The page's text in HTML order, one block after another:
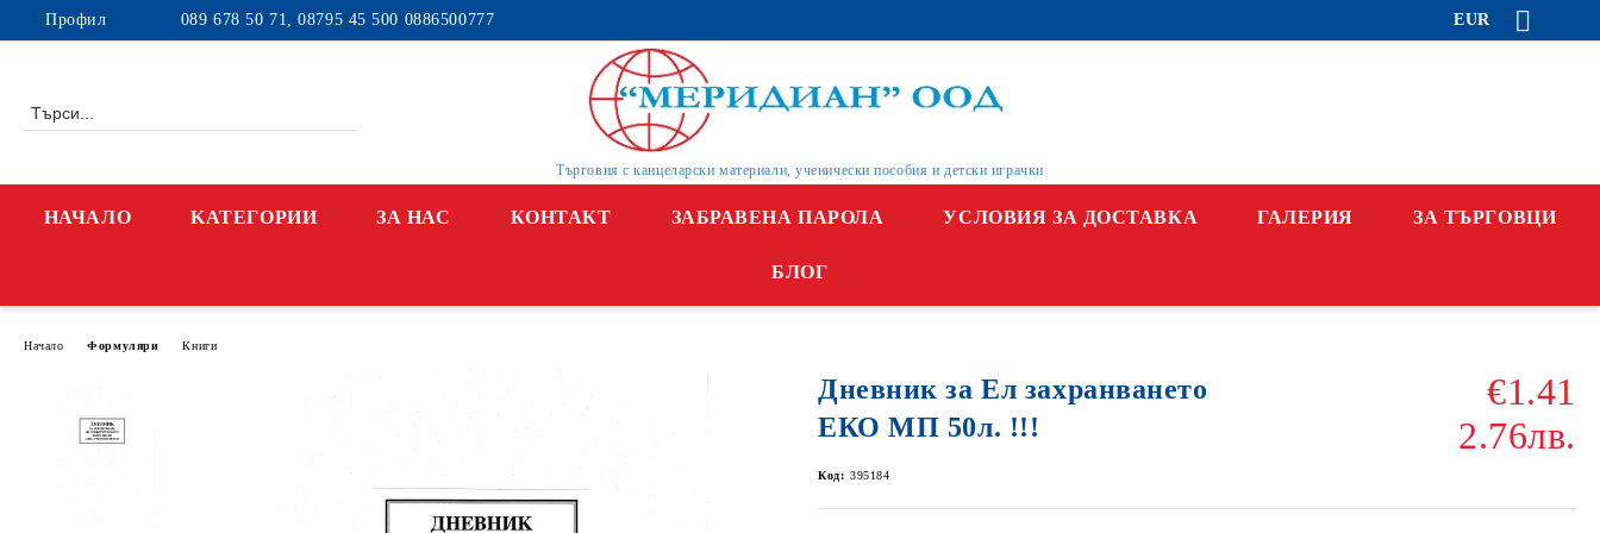
Профил 089 678 50 71, 08795 45 500 0886500777 EUR
Търговия с канцеларски материали, ученически пособия и детски играчки
НАЧАЛО KАТЕГОРИИ ЗА НАС КОНТАКТ ЗАБРАВЕНА ПАРОЛА УСЛОВИЯ ЗА ДОСТАВКА ГАЛЕРИЯ ЗА ТЪРГОВЦИ
БЛОГ
Начало Формуляри Книги
Дневник за Ел захранването
ЕКО МП 50л. !!!
€1.41
2.76лв.
Код: 395184